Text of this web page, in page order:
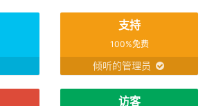
支持
100%免费
倾听的管理员
访客